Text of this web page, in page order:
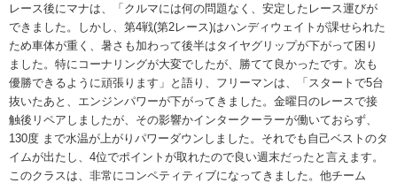
レース後にマナは、「クルマには何の問題なく、安定したレース運びが
できました。しかし、第4戦(第2レース)はハンディウェイトが課せられた
ため車体が重く、暑さも加わって後半はタイヤグリップが下がって困り
ました。特にコーナリングが大変でしたが、勝てて良かったです。次も
優勝できるように頑張ります」と語り、フリーマンは、「スタートで5台
抜いたあと、エンジンパワーが下がってきました。金曜日のレースで接
触後リペアしましたが、その影響かインタークーラーが働いておらず、
130度 まで水温が上がりパワーダウンしました。それでも自己ベストのタ
イムが出たし、4位でポイントが取れたので良い週末だったと言えます。
このクラスは、非常にコンペティティブになってきました。他チーム